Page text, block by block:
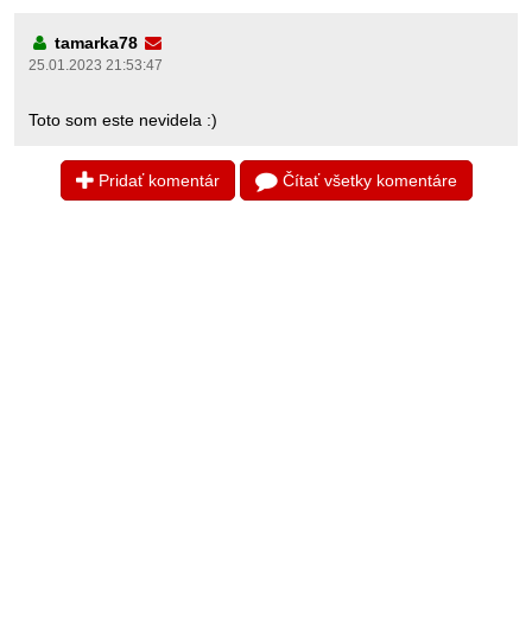
tamarka78
25.01.2023 21:53:47
Toto som este nevidela :)
Pridať komentár Čítať všetky komentáre